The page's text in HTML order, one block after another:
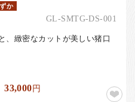
か
GL-SMTG-DS-001
、緻密なカットが美しい猪口
33,000円